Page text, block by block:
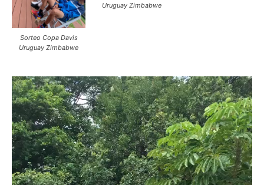
Sorteo Copa Davis
Uruguay Zimbabwe
Uruguay Zimbabwe
Reproductor
de
vídeo